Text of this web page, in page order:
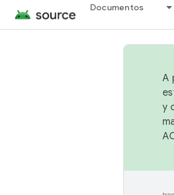
Documentos
A
y